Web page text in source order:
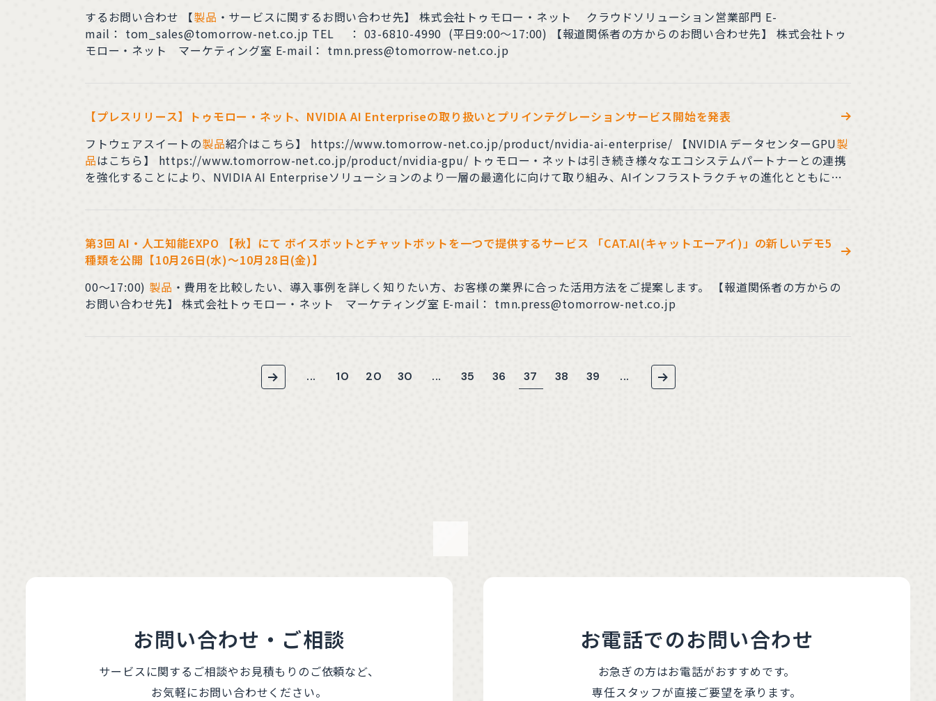
するお問い合わせ 【製品 ・サービスに関するお問い合わせ先】 株式会社トゥモロー・ネット クラウドソリューション営業部門 E-
mail： tom_sales@tomorrow-net.co.jp TEL ： 03-6810-4990 (平日9:00～17:00) 【報道関係者の方からのお問い合わせ先】 株式会社トゥ
【プレスリリース】トゥモロー・ネット、NVIDIA AI Enterpriseの取り扱いとプリインテグレーションサービス開始を発表
フトウェアスイートの製品紹介はこちら】 https://www.tomorrow-net.co.jp/product/nvidia-ai-enterprise/ 【NVIDIA データセンターGPU製
品はこちら】 https://www.tomorrow-net.co.jp/product/nvidia-gpu/ トゥモロー・ネットは引き続き様々なエコシステムパートナーとの連携
を強化することにより、NVIDIA AI Enterpriseソリューションのより一層の最適化に向けて取り組み、AIインフラストラクチャの進化とともに
第3回 AI・人工知能EXPO 【秋】にて ボイスボットとチャットボットを一つで提供するサービス 「CAT.AI(キャットエーアイ)」の新しいデモ5
種類を公開【10月26日(水)～10月28日(金)】
00～17:00) 製品 ・費用を比較したい、導入事例を詳しく知りたい方、お客様の業界に合った活用方法をご提案します。 【報道関係者の方からの
お問い合わせ先】 株式会社トゥモロー・ネット マーケティング室 E-mail： tmn.press@tomorrow-net.co.jp
... 10 20 30 ... 35 36 37 38 39 ...
お問い合わせ・ご相談
サービスに関するご相談やお見積もりのご依頼など、
お気軽にお問い合わせください。
お電話でのお問い合わせ
お急ぎの方はお電話がおすすめです。
専任スタッフが直接ご要望を承ります。